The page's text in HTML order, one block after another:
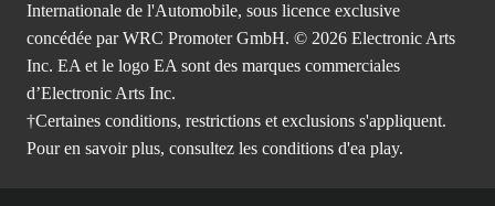
Internationale de l'Automobile, sous licence exclusive
concédée par WRC Promoter GmbH. © 2026 Electronic Arts
Inc. EA et le logo EA sont des marques commerciales
d’Electronic Arts Inc.
†Certaines conditions, restrictions et exclusions s'appliquent.
Pour en savoir plus, consultez les conditions d'ea play.